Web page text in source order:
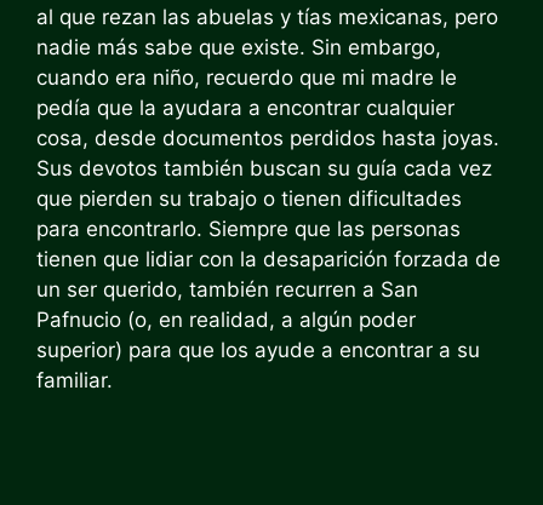
al que rezan las abuelas y tías mexicanas, pero
nadie más sabe que existe. Sin embargo,
cuando era niño, recuerdo que mi madre le
pedía que la ayudara a encontrar cualquier
cosa, desde documentos perdidos hasta joyas.
Sus devotos también buscan su guía cada vez
que pierden su trabajo o tienen dificultades
para encontrarlo. Siempre que las personas
tienen que lidiar con la desaparición forzada de
un ser querido, también recurren a San
Pafnucio (o, en realidad, a algún poder
superior) para que los ayude a encontrar a su
familiar.